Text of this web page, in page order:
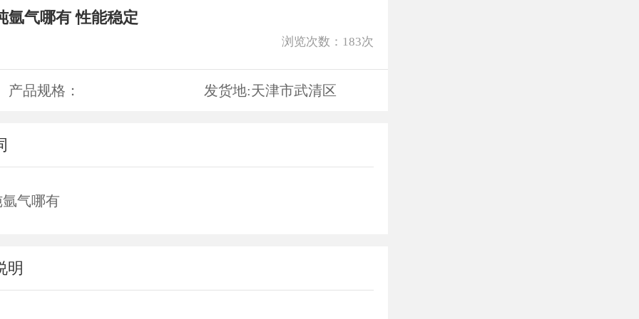
氩气哪有 性能稳定
浏览次数： 183次
产品规格： 发货地:天津市武清区
气哪有
明